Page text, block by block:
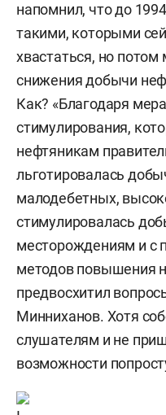
напомнил, что до
такими, которыми
хвастаться, но
снижения добычи
Как? «Благодаря
стимулирования,
нефтяникам
льготировалась
малодебетных,
стимулировалась
месторождениям и с
методов повышения
предвосхитил
Минниханов. Хотя
слушателям и не
возможности